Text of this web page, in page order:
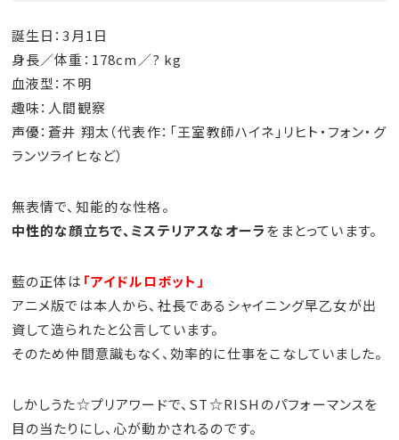
誕生日：3月1日
身長／体重：178cm／? kg
血液型：不明
趣味：人間観察
声優：蒼井 翔太（代表作：「王室教師ハイネ」リヒト・フォン・グ
ランツライヒなど）
無表情で、知能的な性格。
中性的な顔立ちで、ミステリアスなオーラをまとっています。
藍の正体は 「アイドルロボット」
アニメ版では本人から、社長であるシャイニング早乙女が出
資して造られたと公言しています。
そのため仲間意識もなく、効率的に仕事をこなしていました。
しかしうた☆プリアワードで、ST☆RISHのパフォーマンスを
目の当たりにし、心が動かされるのです。